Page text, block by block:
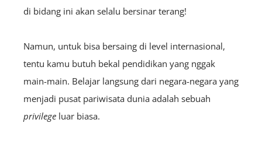
di bidang ini akan selalu bersinar terang!
Namun, untuk bisa bersaing di level internasional,
tentu kamu butuh bekal pendidikan yang nggak
main-main. Belajar langsung dari negara-negara yang
menjadi pusat pariwisata dunia adalah sebuah
privilege luar biasa.